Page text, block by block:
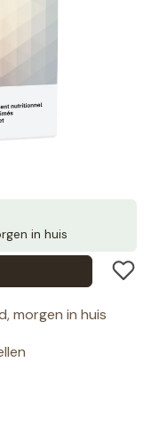
in huis
morgen in huis